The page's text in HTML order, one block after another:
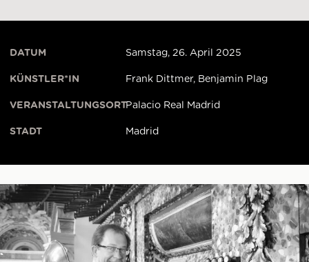
DATUM Samstag, 26. April 2025
KÜNSTLER*IN Frank Dittmer, Benjamin Plag
VERANSTALTUNGSORTPalacio Real Madrid
STADT Madrid